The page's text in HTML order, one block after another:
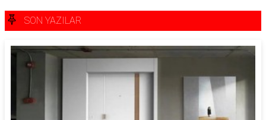
SON YAZILAR